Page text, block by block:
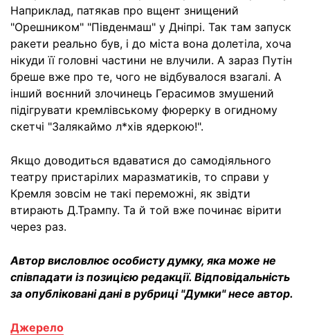
Наприклад, патякав про вщент знищений
"Орешником" "Південмаш" у Дніпрі. Так там запуск
ракети реально був, і до міста вона долетіла, хоча
нікуди її головні частини не влучили. А зараз Путін
бреше вже про те, чого не відбувалося взагалі. А
інший воєнний злочинець Герасимов змушений
підігрувати кремлівському фюрерку в огидному
скетчі "Залякаймо л*хів ядеркою!".
Якщо доводиться вдаватися до самодіяльного
театру пристарілих маразматиків, то справи у
Кремля зовсім не такі переможні, як звідти
втирають Д.Трампу. Та й той вже починає вірити
через раз.
Автор висловлює особисту думку, яка може не
співпадати із позицією редакції. Відповідальність
за опубліковані дані в рубриці "Думки" несе автор.
Джерело